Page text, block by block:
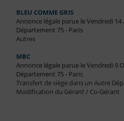
BLEU COMME GRIS
Annonce légale parue le Vendredi 14
Département 75 - Paris
Autres
MBC
Annonce légale parue le Vendredi 9
Département 75 - Paris
Transfert de siège dans un Autre
Modification du Gérant / Co-Gérant